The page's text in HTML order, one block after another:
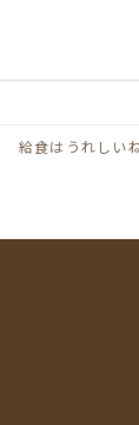
給食はうれしい